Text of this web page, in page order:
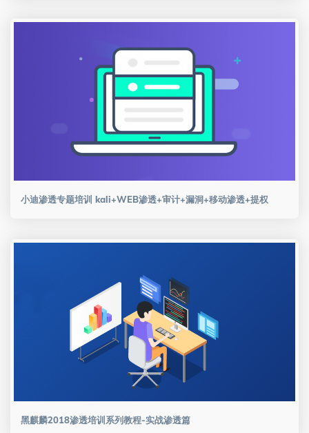
小迪渗透专题培训 kali+WEB渗透+审计+漏洞+移动渗透+提权
黑麒麟2018渗透培训系列教程-实战渗透篇